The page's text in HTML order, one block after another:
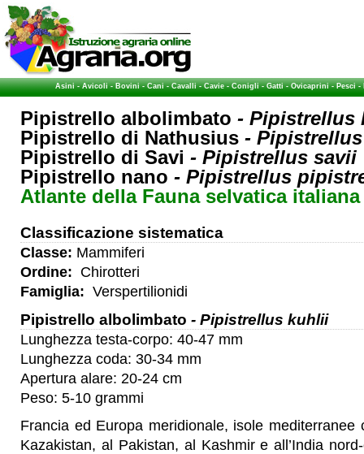
Asini-Avicoli-Bovini-Cani-Cavalli-Cavie-Conigli-Gatti-Ovicaprini-Pesci-
Pipistrello albolimbato - Pipistrellus
Pipistrello di Nathusius -
Pipistrello di Savi - Pipistrellus savii
Pipistrello nano - Pipistrellus
Atlante della Fauna selvatica italiana
Classificazione sistematica
Classe: Mammiferi
Ordine: Chirotteri
Famiglia: Verspertilionidi
Pipistrello albolimbato - Pipistrellus kuhlii
Lunghezza testa-corpo: 40-47 mm
Lunghezza coda: 30-34 mm
Apertura alare: 20-24 cm
Peso: 5-10 grammi
Francia ed Europa meridionale, isole mediterranee
Kazakistan, al Pakistan, al Kashmir e all’India